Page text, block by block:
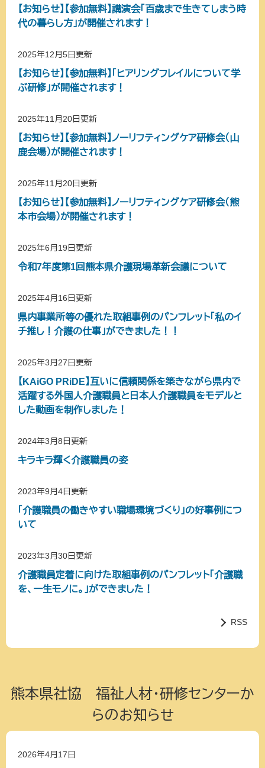
【お知らせ】【参加無料】講演会「百歳まで生きてしまう時
代の暮らし方」が開催されます！
2025年12月5日更新
【お知らせ】【参加無料】「ヒアリングフレイルについて学
ぶ研修」が開催されます！
2025年11月20日更新
【お知らせ】【参加無料】ノーリフティングケア研修会（山
鹿会場）が開催されます！
2025年11月20日更新
【お知らせ】【参加無料】ノーリフティングケア研修会（熊
本市会場）が開催されます！
2025年6月19日更新
令和7年度第1回熊本県介護現場革新会議について
2025年4月16日更新
県内事業所等の優れた取組事例のパンフレット「私のイ
チ推し！介護の仕事」ができました！！
2025年3月27日更新
【KAiGO PRiDE】互いに信頼関係を築きながら県内で
活躍する外国人介護職員と日本人介護職員をモデルと
した動画を制作しました！
2024年3月8日更新
キラキラ輝く介護職員の姿
2023年9月4日更新
「介護職員の働きやすい職場環境づくり」の好事例につ
いて
2023年3月30日更新
介護職員定着に向けた取組事例のパンフレット「介護職
を、一生モノに。」ができました！
RSS
熊本県社協 福祉人材・研修センターか
らのお知らせ
2026年4月17日